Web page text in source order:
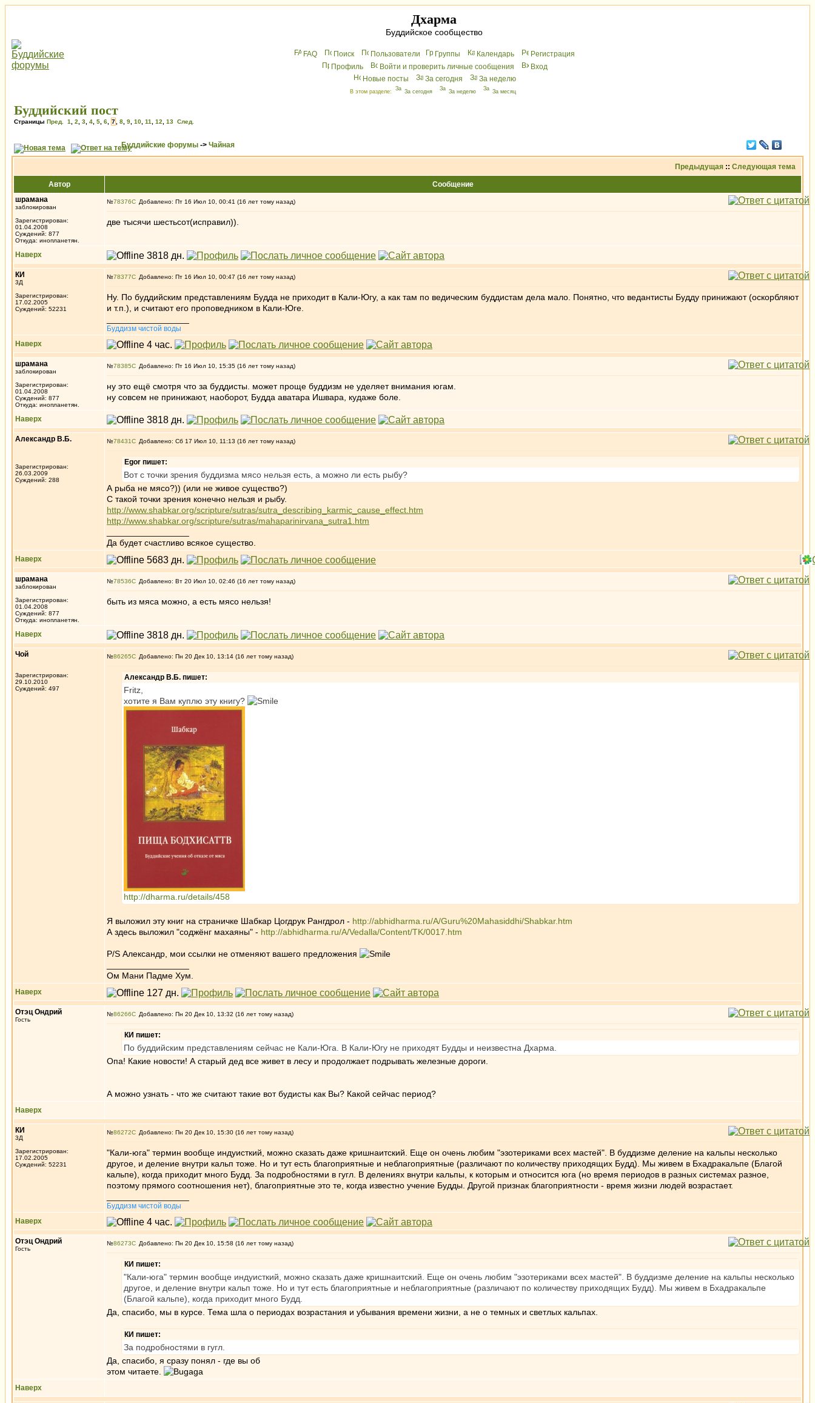
Дхарма
Буддийское сообщество
FAQ Поиск Пользователи Группы Календарь
Peгиcтрaция
Профиль
Войти и проверить личные сообщения
Вхoд
Новые посты
За сегодня За неделю
В этом разделе: За сегодня За неделю За месяц
Буддийский пост
Страницы Пред. 1 2 3 4 5 6 7 8 9 10 11 12 13 След.
Буддийские форумы -> Чайная
Предыдущая :: Следующая тема
Автор
Сообщение
шрамана
заблокирован
Зарегистрирован:
01.04.2008
Суждений: 877
Откуда: инопланетян.
№78376 Добавлено: Пт 16 Июл 10, 00:41 (16 лет тому назад)
две тысячи шестьсот(исправил)).
Наверх
КИ
3Д
Зарегистрирован:
17.02.2005
Суждений: 52231
№78377 Добавлено: Пт 16 Июл 10, 00:47 (16 лет тому назад)
Ну. По буддийским представлениям Будда не приходит в Кали-Югу, а как там по ведическим буддистам дела мало. Понятно, что ведантисты Будду принижают (оскорбляют
и т.п.), и считают его проповедником в Кали-Юге.
Буддизм чистой воды
Наверх
шрамана
заблокирован
Зарегистрирован:
01.04.2008
Суждений: 877
Откуда: инопланетян.
№78385 Добавлено: Пт 16 Июл 10, 15:35 (16 лет тому назад)
ну это ещё смотря что за буддисты. может проще буддизм не уделяет внимания югам.
ну совсем не принижают, наоборот, Будда аватара Ишвара, кудаже боле.
Наверх
Александр В.Б.
Зарегистрирован:
26.03.2009
Суждений: 288
№78431 Добавлено: Сб 17 Июл 10, 11:13 (16 лет тому назад)
Egor пишет:
Вот с точки зрения буддизма мясо нельзя есть, а можно ли есть рыбу?
А рыба не мясо?)) (или не живое существо?)
С такой точки зрения конечно нельзя и рыбу.
http://www.shabkar.org/scripture/sutras/sutra_describing_karmic_cause_effect.htm
http://www.shabkar.org/scripture/sutras/mahaparinirvana_sutra1.htm
Да будет счастливо всякое существо.
Наверх
шрамана
заблокирован
Зарегистрирован:
01.04.2008
Суждений: 877
Откуда: инопланетян.
№78536 Добавлено: Вт 20 Июл 10, 02:46 (16 лет тому назад)
быть из мяса можно, а есть мясо нельзя!
Наверх
Чой
Зарегистрирован:
29.10.2010
Суждений: 497
№86265 Добавлено: Пн 20 Дек 10, 13:14 (16 лет тому назад)
Александр В.Б. пишет:
Fritz,
хотите я Вам куплю эту книгу?
http://dharma.ru/details/458
Я выложил эту книг на страничке Шабкар Цогдрук Рангдрол - http://abhidharma.ru/A/Guru%20Mahasiddhi/Shabkar.htm
А здесь выложил "соджёнг махаяны" - http://abhidharma.ru/A/Vedalla/Content/TK/0017.htm
P/S Александр, мои ссылки не отменяют вашего предложения
Ом Мани Падме Хум.
Наверх
Отэц Ондрий
Гость
№86266 Добавлено: Пн 20 Дек 10, 13:32 (16 лет тому назад)
КИ пишет:
По буддийским представлениям сейчас не Кали-Юга. В Кали-Югу не приходят Будды и неизвестна Дхарма.
Опа! Какие новости! А старый дед все живет в лесу и продолжает подрывать железные дороги.
А можно узнать - что же считают такие вот будисты как Вы? Какой сейчас период?
Наверх
КИ
3Д
Зарегистрирован:
17.02.2005
Суждений: 52231
№86272 Добавлено: Пн 20 Дек 10, 15:30 (16 лет тому назад)
"Кали-юга" термин вообще индуисткий, можно сказать даже кришнаитский. Еще он очень любим "эзотериками всех мастей". В буддизме деление на кальпы несколько
другое, и деление внутри кальп тоже. Но и тут есть благоприятные и неблагоприятные (различают по количеству приходящих Будд). Мы живем в Бхадракальпе (Благой
кальпе), когда приходит много Будд. За подробностями в гугл. В делениях внутри кальпы, к которым и относится юга (но время периодов в разных системах разное,
поэтому прямого соотношения нет), благоприятные это те, когда известно учение Будды. Другой признак благоприятности - время жизни людей возрастает.
Буддизм чистой воды
Наверх
Отэц Ондрий
Гость
№86273 Добавлено: Пн 20 Дек 10, 15:58 (16 лет тому назад)
КИ пишет:
"Кали-юга" термин вообще индуисткий, можно сказать даже кришнаитский. Еще он очень любим "эзотериками всех мастей". В буддизме деление на кальпы несколько
другое, и деление внутри кальп тоже. Но и тут есть благоприятные и неблагоприятные (различают по количеству приходящих Будд). Мы живем в Бхадракальпе
(Благой кальпе), когда приходит много Будд.
Да, спасибо, мы в курсе. Тема шла о периодах возрастания и убывания времени жизни, а не о темных и светлых кальпах.
КИ пишет:
За подробностями в гугл.
Да, спасибо, я сразу понял - где вы об
этом читаете.
Наверх